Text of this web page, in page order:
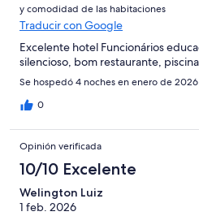
y comodidad de las habitaciones
Traducir con Google
Excelente hotel Funcionários
silencioso, bom restaurante,
Se hospedó 4 noches en enero de 2026
0
Opinión verificada
10/10 Excelente
Welington Luiz
1 feb. 2026